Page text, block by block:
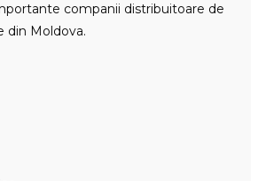
companii distribuitoare de
din Moldova.